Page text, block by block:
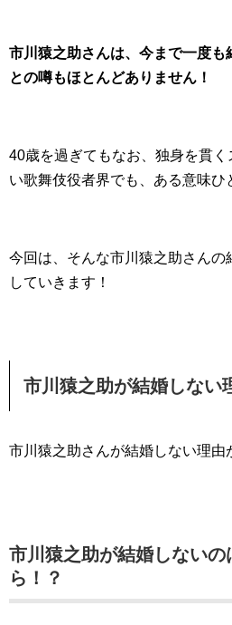
市川猿之助さんは、今まで一度も
との噂もほとんどありません！
40歳を過ぎてもなお、独身を貫
い歌舞伎役者界でも、ある意味ひ
今回は、そんな市川猿之助さんの
していきます！
市川猿之助が結婚しない
市川猿之助さんが結婚しない理由
市川猿之助が結婚しない
ら！？